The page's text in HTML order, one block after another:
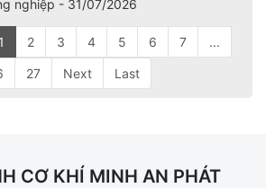
nghiệp - 31/07/2026
1 2 3 4 5 6 7 ...
27 Next Last
CƠ KHÍ MINH AN PHÁT